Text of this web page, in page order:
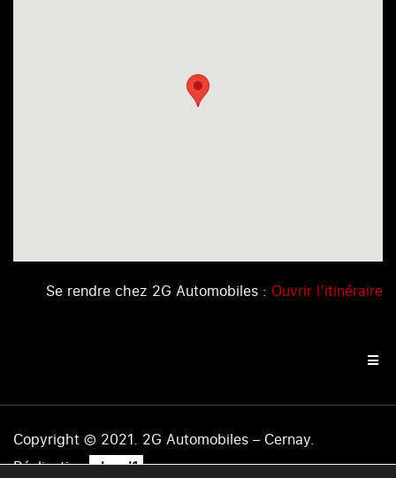
Se rendre chez 2G Automobiles : Ouvrir l’itinéraire
Copyright © 2021. 2G Automobiles – Cernay.
Réalisation .level1